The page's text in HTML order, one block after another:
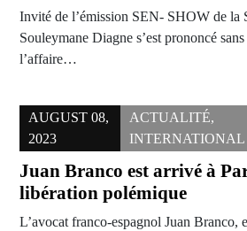
Invité de l’émission SEN- SHOW de la
Souleymane Diagne s’est prononcé
l’affaire…
AUGUST 08,
2023
ACTUALITÉ,
INTERNATIONAL
Juan Branco est arrivé à
libération polémique
L’avocat franco-espagnol Juan Branco,